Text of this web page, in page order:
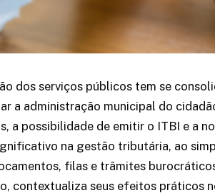
dos serviços públicos tem se
a administração municipal do
a possibilidade de emitir o ITBI e a
na gestão tributária, ao
filas e trâmites
contextualiza seus efeitos práticos